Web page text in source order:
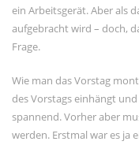
September 2022
Juni 2022
Januar 2022
Oktober 2021
Juni 2021
ein Arbeitsgerät. Aber als
aufgebracht wird – doch,
Frage.
Wie man das Vorstag
des Vorstags einhängt
spannend. Vorher aber
werden. Erstmal war es ja